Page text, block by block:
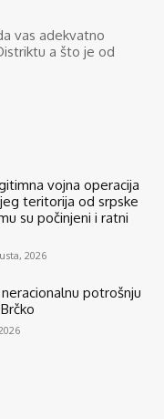
vas adekvatno
a što je od
vojna operacija
teritorija od srpske
su počinjeni i ratni
2026
potrošnju